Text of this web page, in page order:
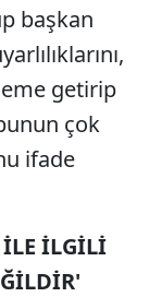
başkan
getirip
çok
ifade
İLE İLGİLİ